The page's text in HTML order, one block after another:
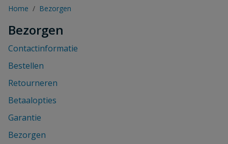
Home / Bezorgen
Bezorgen
Contactinformatie
Bestellen
Retourneren
Betaalopties
Garantie
Bezorgen